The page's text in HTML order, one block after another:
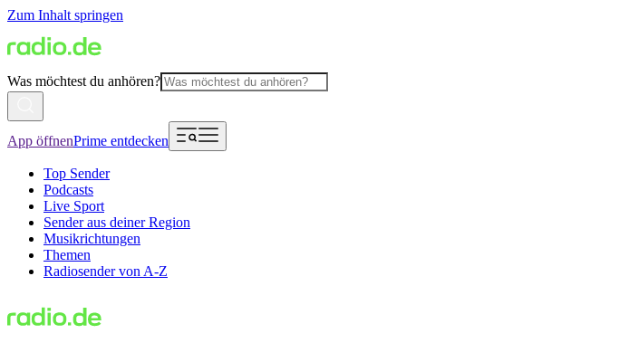
Zum Inhalt springen
Was möchtest du anhören?
App öffnenPrime entdecken
Top Sender
Podcasts
Live Sport
Sender aus deiner Region
Musikrichtungen
Themen
Radiosender von A-Z